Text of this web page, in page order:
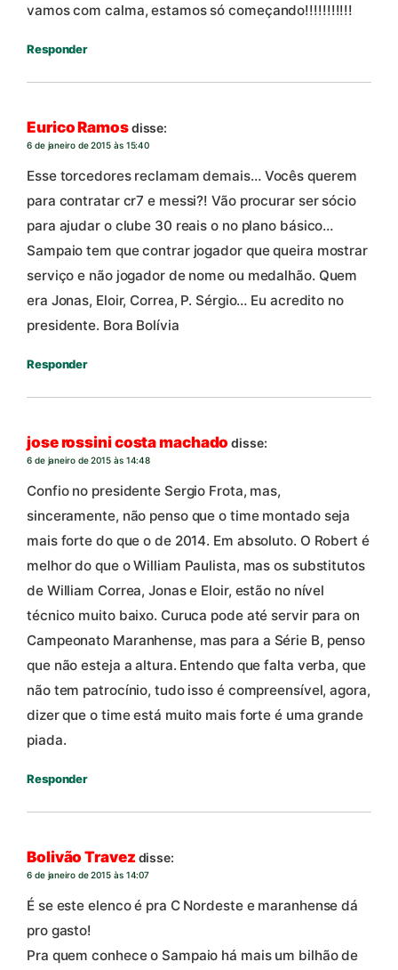
vamos com calma, estamos só começando!!!!!!!!!!!
Responder
Eurico Ramosdisse:
6 de janeiro de 2015 às 15:40
Esse torcedores reclamam demais… Vocês querem
para contratar cr7 e messi?! Vão procurar ser sócio
para ajudar o clube 30 reais o no plano básico…
Sampaio tem que contrar jogador que queira mostrar
serviço e não jogador de nome ou medalhão. Quem
era Jonas, Eloir, Correa, P. Sérgio… Eu acredito no
presidente. Bora Bolívia
Responder
jose rossini costa machado disse:
6 de janeiro de 2015 às 14:48
Confio no presidente Sergio Frota, mas,
sinceramente, não penso que o time montado seja
mais forte do que o de 2014. Em absoluto. O Robert é
melhor do que o William Paulista, mas os substitutos
de William Correa, Jonas e Eloir, estão no nível
técnico muito baixo. Curuca pode até servir para on
Campeonato Maranhense, mas para a Série B, penso
que não esteja a altura. Entendo que falta verba, que
não tem patrocínio, tudo isso é compreensível, agora,
dizer que o time está muito mais forte é uma grande
piada.
Responder
Bolivão Travez disse:
6 de janeiro de 2015 às 14:07
É se este elenco é pra C Nordeste e maranhense dá
pro gasto!
Pra quem conhece o Sampaio há mais um bilhão de